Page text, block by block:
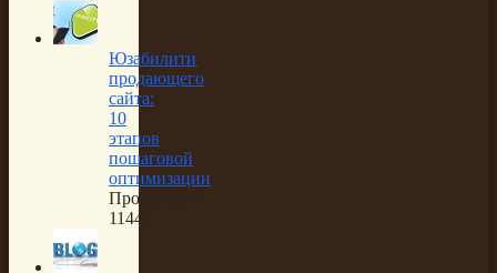
Юзабилити
продающего
сайта:
10
этапов
пошаговой
оптимизации
Просмотров:
11442